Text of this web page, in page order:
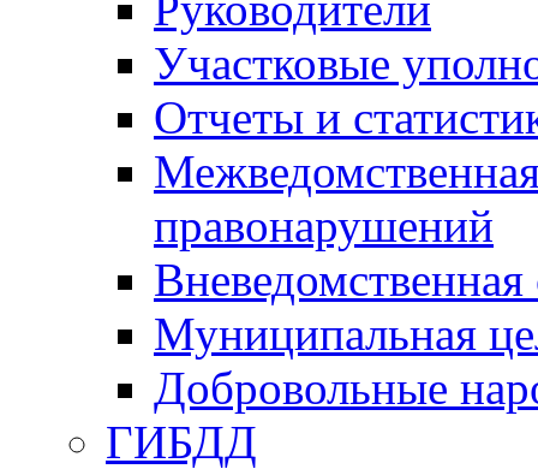
Участковые
Отчеты и
правонарушений
Вневедомственная
Муниципальная
Добровольные
ГИБДД